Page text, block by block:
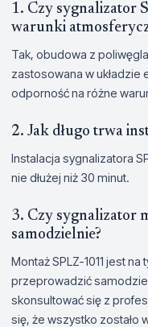
1. Czy sygnalizator
warunki
Tak, obudowa z
zastosowana w układzie
odporność na różne
2. Jak długo trwa
Instalacja sygnalizatora
nie dłużej niż 30 minut.
3. Czy sygnalizator
samodzielnie?
Montaż SPLZ-1011 jest
przeprowadzić
skonsultować się z
się, że wszystko zostało